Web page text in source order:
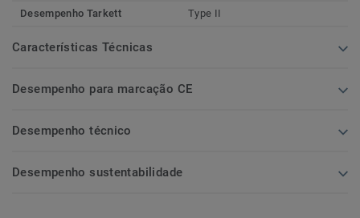
Desempenho Tarkett Type II
Características Técnicas
Desempenho para marcação CE
Desempenho técnico
Desempenho sustentabilidade